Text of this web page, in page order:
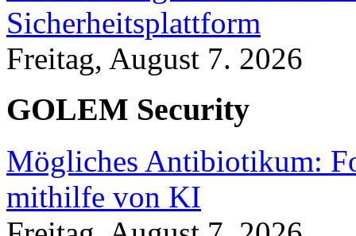
Sicherheitsplattform
Freitag, August 7. 2026
GOLEM Security
Mögliches Antibiotikum:
mithilfe von KI